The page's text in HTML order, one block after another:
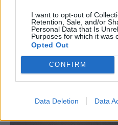
I want to opt-out of
Retention, Sale, and/or
Personal Data that Is
Purposes for which it was
Opted Out
CONFIRM
Data Deletion Data